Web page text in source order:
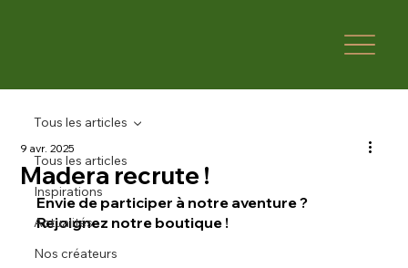
Tous les articles
Inspirations
Actualités
Nos créateurs
Tous les articles
Madera recrute !
9 avr. 2025
Envie de participer à notre aventure ?
Rejoignez notre boutique !